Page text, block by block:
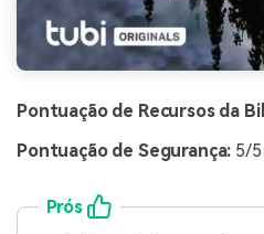
Pontuação de Recursos da
Pontuação de Segurança: 5/5
Prós